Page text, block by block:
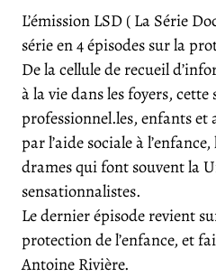
L’émission LSD ( La Série
série en 4 épisodes sur la
De la cellule de recueil
à la vie dans les foyers,
professionnel.les, enfants et
par l’aide sociale à
drames qui font souvent la
sensationnalistes.
Le dernier épisode revient
protection de l’enfance, et
Antoine Rivière.